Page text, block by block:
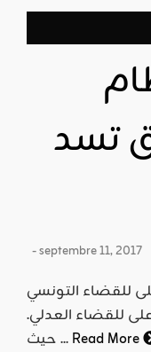
تسد
- septembre 11, 2017
للقضاء التونسي
الأعلى للقضاء العدلي.
حيث ...Read More